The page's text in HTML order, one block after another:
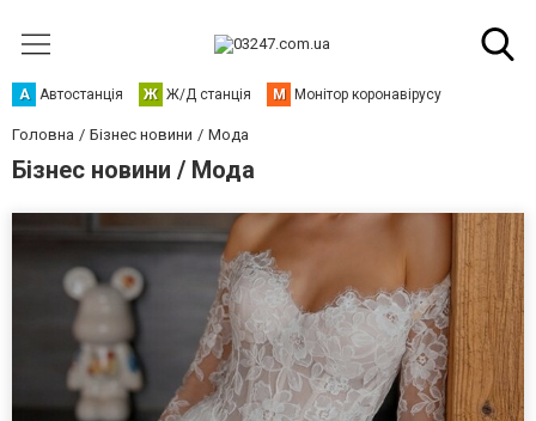
А Автостанція Ж Ж/Д станція М Монітор коронавірусу
Головна Бізнес новини Мода
Бізнес новини / Мода